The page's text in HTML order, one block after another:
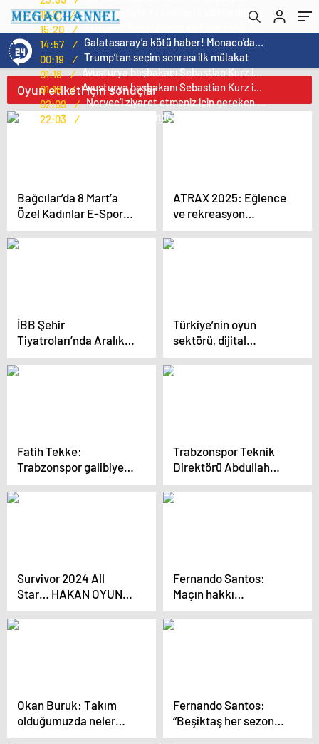
15:21
/
Norweç silahlı kuvvetleri kadınlardan oluşan özel kuvvetler eğitimlerini başlattı.
15:20
/
Cristiano Ronaldo’nun akıllara zarar tüm kariyerinin istatistiğini çıkardık !
14:57
/
Galatasaray’a kötü haber! Monaco’dan flaş Onyekuru kararı.
00:19
/
Trump’tan seçim sonrası ilk mülakat
01:16
/
Avusturya başbakanı Sebastian Kurz ile ilgili bilinmeyenler
01:16
/
Avusturya başbakanı Sebastian Kurz ile ilgili bilinmeyenler
02:09
/
Norveç’i ziyaret etmeniz için gereken 25 sebep
22:03
/
Oyun etiketi için sonuçlar
Bağcılar’da 8 Mart’a
Özel Kadınlar E-Spor
Turnuvası
ATRAX 2025: Eğlence
ve rekreasyon
sektörünün büyük
buluşması devam
İBB Şehir
Tiyatroları’nda Aralık
ayında 33 oyun var
Türkiye’nin oyun
sektörü, dijital
dönüşümde rol alarak
istihdamı artırdı
Fatih Tekke:
Trabzonspor galibiyeti
bizim için çok
değerliydi
Trabzonspor Teknik
Direktörü Abdullah
Avcı: “Şanssızlıkların
hepsini maçta yaşadık”
Survivor 2024 All
Star… HAKAN OYUNA
ÇIKMADI, İKİNCİ ELEME
ADAYI KİM OLDU?
Fernando Santos:
Maçın hakkı
beraberlikti
Okan Buruk: Takım
olduğumuzda neler
yapabileceğimizi
Fernando Santos:
“Beşiktaş her sezon
kupa kazanmak için